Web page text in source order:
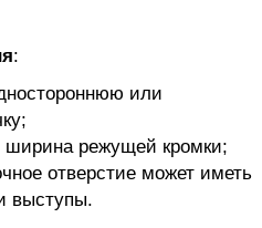
:
или
ширина режущей кромки;
отверстие может иметь
выступы.